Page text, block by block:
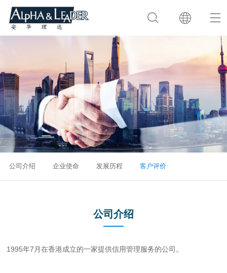
公司介绍 企业使命 发展历程 客户评价
公司介绍
1995年7月在香港成立的一家提供信用管理服务的公司。